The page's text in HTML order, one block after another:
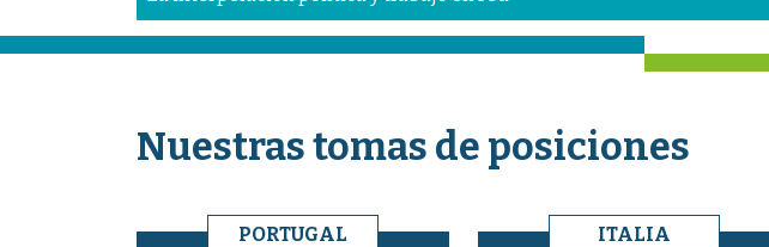
Nuestras tomas de posiciones
PORTUGAL ITALIA